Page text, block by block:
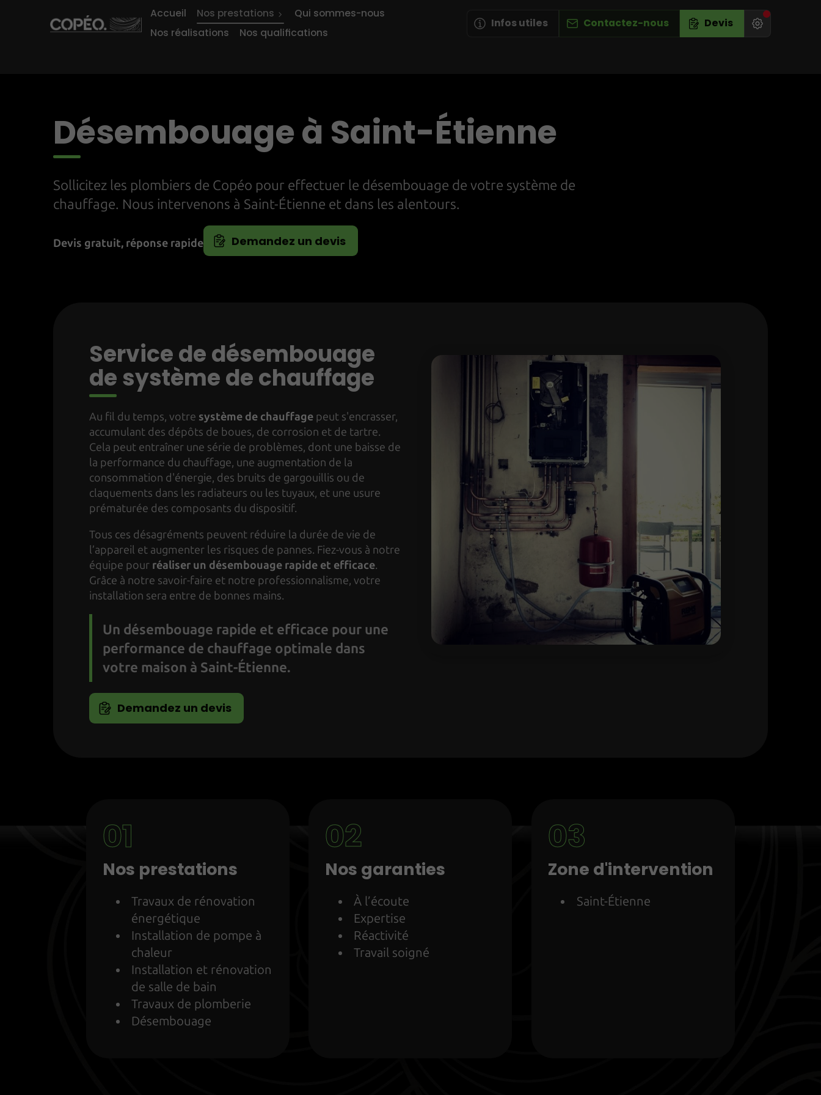
Accueil Nos prestations
Qui sommes-nous
Nos réalisations
Nos qualifications
Infos utiles Contactez-nous Devis
Désembouage à Saint-Étienne
Sollicitez les plombiers de Copéo pour effectuer le désembouage de votre système de
chauffage. Nous intervenons à Saint-Étienne et dans les alentours.
Devis gratuit, réponse rapide Demandez un devis
Service de désembouage
de système de chauffage
Au fil du temps, votre système de chauffagepeut s'encrasser,
accumulant des dépôts de boues, de corrosion et de tartre.
Cela peut entraîner une série de problèmes, dont une baisse de
la performance du chauffage, une augmentation de la
consommation d'énergie, des bruits de gargouillis ou de
claquements dans les radiateurs ou les tuyaux, et une usure
prématurée des composants du dispositif.
Tous ces désagréments peuvent réduire la durée de vie de
l’appareil et augmenter les risques de pannes. Fiez-vous à notre
équipe pourréaliser un désembouage rapide et efficace.
Grâce à notre savoir-faire et notre professionnalisme, votre
installation sera entre de bonnes mains.
Un désembouage rapide et efficace pour une
performance de chauffage optimale dans
votre maison à Saint-Étienne.
Demandez un devis
Nos prestations
Travaux de rénovation
énergétique
Installation de pompe à
chaleur
Installation et rénovation
de salle de bain
Travaux de plomberie
Désembouage
Nos garanties
À l’écoute
Expertise
Réactivité
Travail soigné
Zone d'intervention
Saint-Étienne